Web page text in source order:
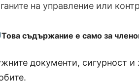
на управление или
Това съдържание е само за
документи, сигурност и